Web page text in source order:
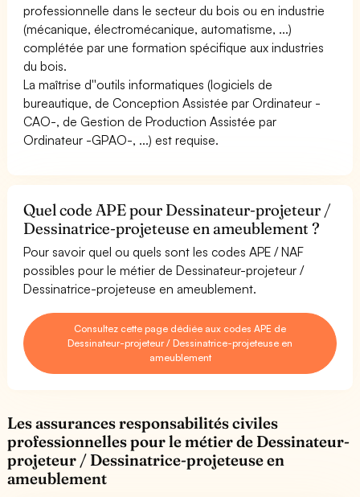
professionnelle dans le secteur du bois ou en industrie
(mécanique, électromécanique, automatisme, ...)
complétée par une formation spécifique aux industries
du bois.
La maîtrise d''outils informatiques (logiciels de
bureautique, de Conception Assistée par Ordinateur -
CAO-, de Gestion de Production Assistée par
Ordinateur -GPAO-, ...) est requise.
Quel code APE pour Dessinateur-projeteur /
Dessinatrice-projeteuse en ameublement ?
Pour savoir quel ou quels sont les codes APE / NAF
possibles pour le métier de Dessinateur-projeteur /
Dessinatrice-projeteuse en ameublement.
Consultez cette page dédiée aux codes APE de
Dessinateur-projeteur / Dessinatrice-projeteuse en
ameublement
Les assurances responsabilités civiles
professionnelles pour le métier de Dessinateur-
projeteur / Dessinatrice-projeteuse en
ameublement